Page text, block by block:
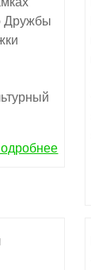
Дружбы